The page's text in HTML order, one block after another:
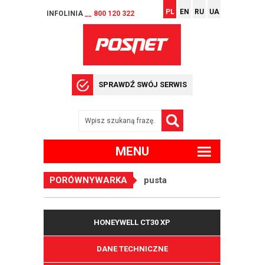
INFOLINIA __ 800 120 322 PL EN RU UA
SPRAWDŹ SWÓJ SERWIS
MENU
PORÓWNYWARKA pusta
HONEYWELL CT30 XP
DANE TECHNICZNE